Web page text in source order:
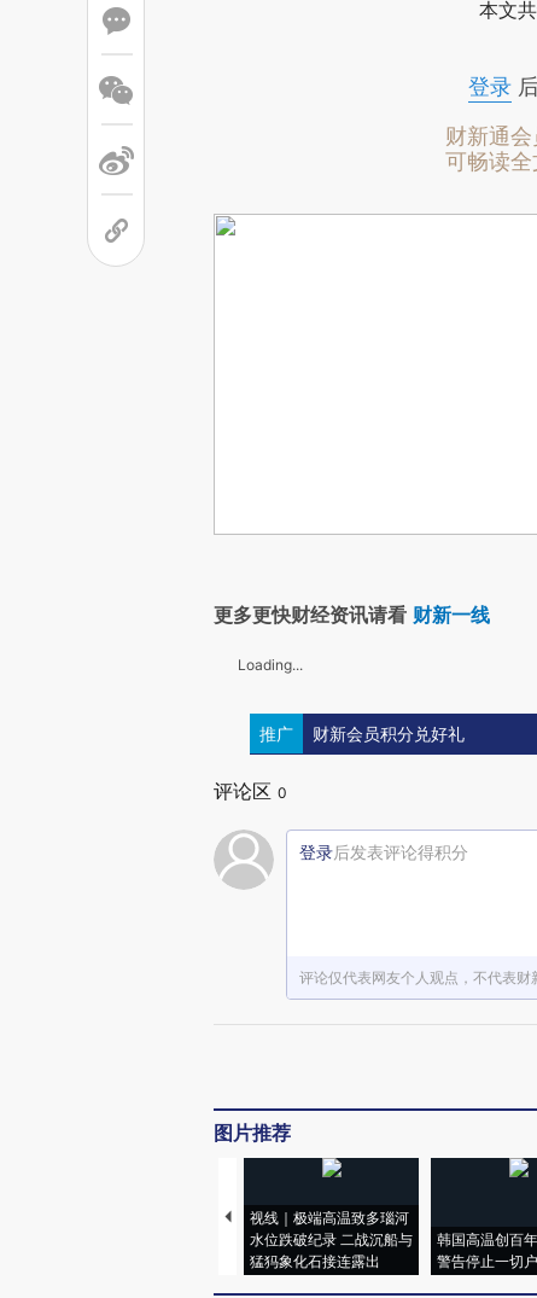
本文
登录
财新通会
可畅读全
更多更快财经资讯请看 财新一线
Loading...
推广 财新会员积分兑好礼
评论区 0
登录后发表评论得积分
评论仅代表网友个人观点，不代表财
图片推荐
视线｜极端高温致多瑙河
水位跌破纪录 二战沉船与
猛犸象化石接连露出
韩国高温创百
警告停止一切